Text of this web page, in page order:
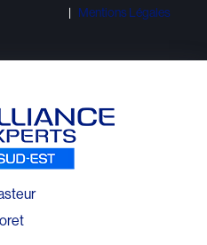
Mentions Légales